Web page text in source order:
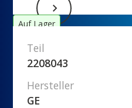
Auf Lager
Teil
2208043
Hersteller
GE